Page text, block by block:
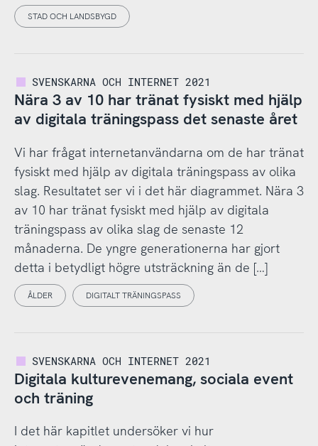
STAD OCH LANDSBYGD
SVENSKARNA OCH INTERNET 2021
Nära 3 av 10 har tränat fysiskt med hjälp
av digitala träningspass det senaste året
Vi har frågat internetanvändarna om de har tränat
fysiskt med hjälp av digitala träningspass av olika
slag. Resultatet ser vi i det här diagrammet. Nära 3
av 10 har tränat fysiskt med hjälp av digitala
träningspass av olika slag de senaste 12
månaderna. De yngre generationerna har gjort
detta i betydligt högre utsträckning än de […]
ÅLDER DIGITALT TRÄNINGSPASS
SVENSKARNA OCH INTERNET 2021
Digitala kulturevenemang, sociala event
och träning
I det här kapitlet undersöker vi hur